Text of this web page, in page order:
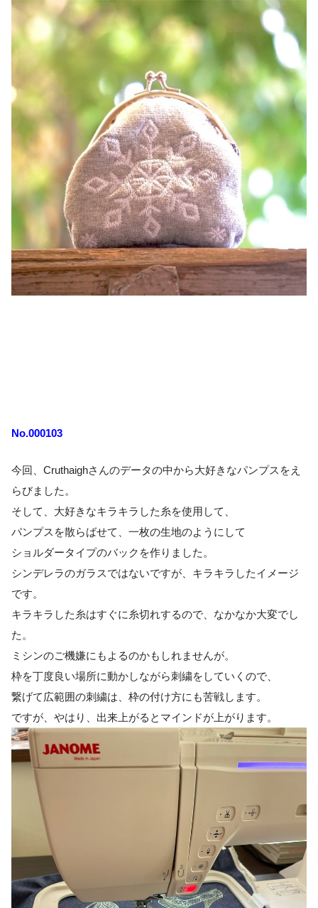
No.000103
今回、Cruthaighさんのデータの中から大好きなパンプスをえ
らびました。
そして、大好きなキラキラした糸を使用して、
パンプスを散らばせて、一枚の生地のようにして
ショルダータイプのバックを作りました。
シンデレラのガラスではないですが、キラキラしたイメージ
です。
キラキラした糸はすぐに糸切れするので、なかなか大変でし
た。
ミシンのご機嫌にもよるのかもしれませんが。
枠を丁度良い場所に動かしながら刺繍をしていくので、
繋げて広範囲の刺繍は、枠の付け方にも苦戦します。
ですが、やはり、出来上がるとマインドが上がります。